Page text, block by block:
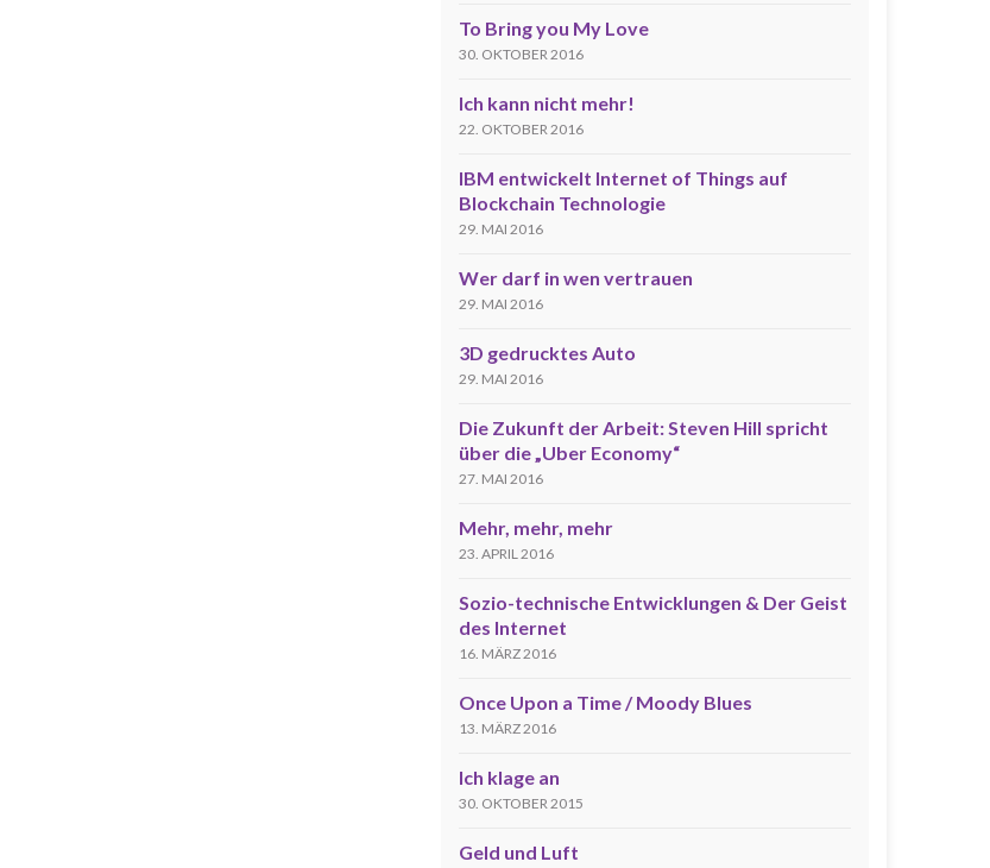
To Bring you My Love
30. OKTOBER 2016
Ich kann nicht mehr!
22. OKTOBER 2016
IBM entwickelt Internet of Things auf
Blockchain Technologie
29. MAI 2016
Wer darf in wen vertrauen
29. MAI 2016
3D gedrucktes Auto
29. MAI 2016
Die Zukunft der Arbeit: Steven Hill spricht
über die „Uber Economy“
27. MAI 2016
Mehr, mehr, mehr
23. APRIL 2016
Sozio-technische Entwicklungen & Der Geist
des Internet
16. MÄRZ 2016
Once Upon a Time / Moody Blues
13. MÄRZ 2016
Ich klage an
30. OKTOBER 2015
Geld und Luft